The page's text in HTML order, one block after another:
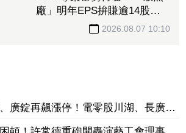
ASIC專案蓄勢待發！「散熱
廠」明年EPS拚賺逾14股
廣錠再飆漲停！電零股川湖、長廣、